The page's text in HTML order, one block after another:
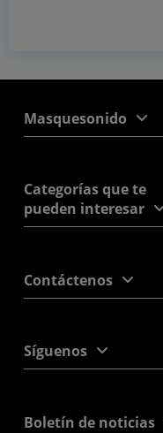
Masquesonido
Categorías que te
pueden interesar
Contáctenos
Síguenos
Boletín de noticias